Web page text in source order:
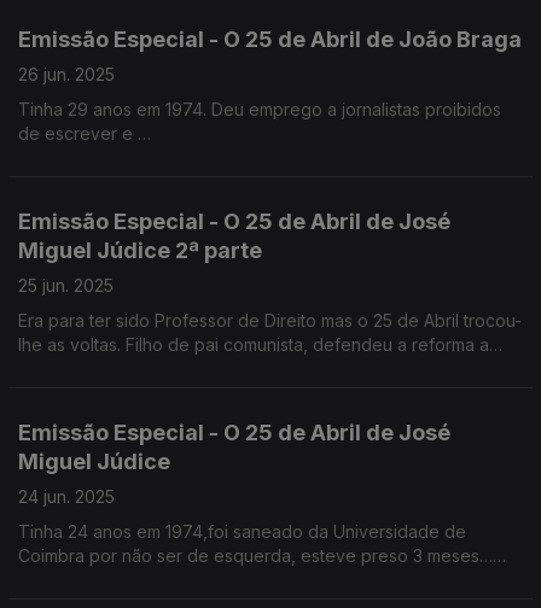
Emissão Especial - O 25 de Abril de João Braga
26 jun. 2025
Tinha 29 anos em 1974. Deu emprego a jornalistas proibidos
de escrever e
Emissão Especial - O 25 de Abril de José
Miguel Júdice 2ª parte
25 jun. 2025
Era para ter sido Professor de Direito mas o 25 de Abril trocou-
lhe as voltas. Filho de pai comunista, defendeu a reforma a
Emissão Especial - O 25 de Abril de José
Miguel Júdice
24 jun. 2025
Tinha 24 anos em 1974,foi saneado da Universidade de
Coimbra por não ser de esquerda, esteve preso 3 meses…